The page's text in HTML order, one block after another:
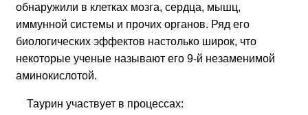
обнаружили в клетках мозга, сердца, мышц,
иммунной системы и прочих органов. Ряд его
биологических эффектов настолько широк, что
некоторые ученые называют его 9-й незаменимой
аминокислотой.
Таурин участвует в процессах: